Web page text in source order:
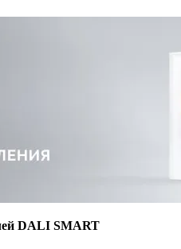
DALI SMART